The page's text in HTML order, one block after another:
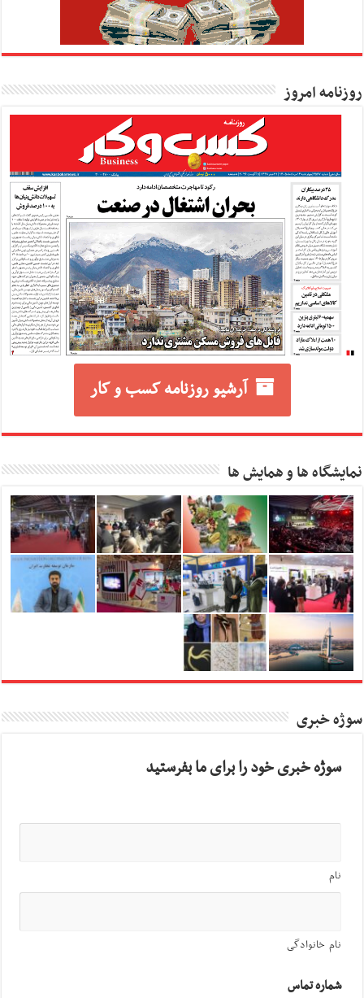
روزنامه امروز
آرشیو روزنامه کسب و کار
نمایشگاه ها و همایش ها
سوژه خبری
سوژه خبری خود را برای ما بفرستید
نام
نام خانوادگی
شماره تماس